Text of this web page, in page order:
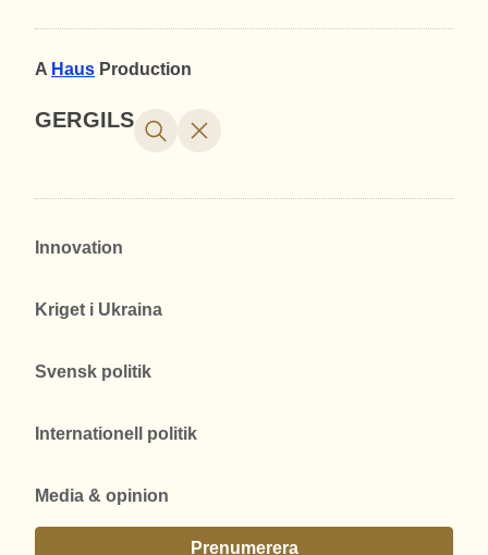
A Haus Production
GERGILS
Innovation
Kriget i Ukraina
Svensk politik
Internationell politik
Media & opinion
Prenumerera